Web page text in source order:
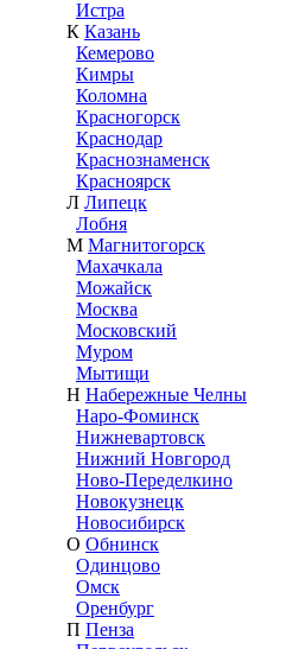
Истра
К Казань
Кемерово
Кимры
Коломна
Красногорск
Краснодар
Краснознаменск
Красноярск
Л Липецк
Лобня
М Магнитогорск
Махачкала
Можайск
Москва
Московский
Муром
Мытищи
Н Набережные Челны
Наро-Фоминск
Нижневартовск
Нижний Новгород
Ново-Переделкино
Новокузнецк
Новосибирск
О Обнинск
Одинцово
Омск
Оренбург
П Пенза